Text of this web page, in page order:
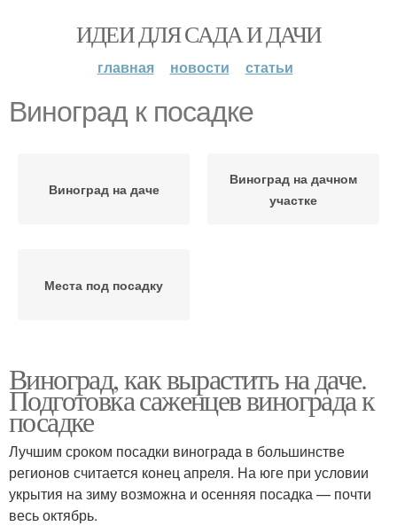
ИДЕИ ДЛЯ САДА И ДАЧИ
главная новости статьи
Виноград к посадке
Виноград на даче
Виноград на дачном
участке
Места под посадку
Виноград, как вырастить на даче.
Подготовка саженцев винограда к
посадке
Лучшим сроком посадки винограда в большинстве
регионов считается конец апреля. На юге при условии
укрытия на зиму возможна и осенняя посадка — почти
весь октябрь.